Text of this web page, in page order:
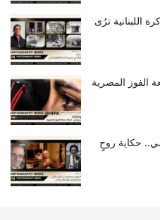
اللبنانية ترُى
الفوز المصرية
حكاية روحٍ